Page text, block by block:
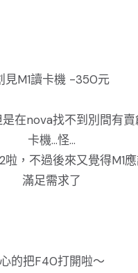
見M1讀卡機 -350元
在nova找不到別間有
卡機...怪...
啦，不過後來又覺得M1
滿足需求了
的把F40打開啦～